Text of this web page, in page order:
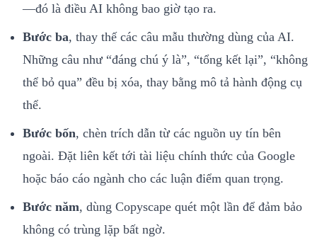
—đó là điều AI không bao giờ tạo ra.
Bước ba, thay thế các câu mẫu thường dùng của AI.
Những câu như “đáng chú ý là”, “tổng kết lại”, “không
thể bỏ qua” đều bị xóa, thay bằng mô tả hành động cụ
thể.
Bước bốn, chèn trích dẫn từ các nguồn uy tín bên
ngoài. Đặt liên kết tới tài liệu chính thức của Google
hoặc báo cáo ngành cho các luận điểm quan trọng.
Bước năm, dùng Copyscape quét một lần để đảm bảo
không có trùng lặp bất ngờ.